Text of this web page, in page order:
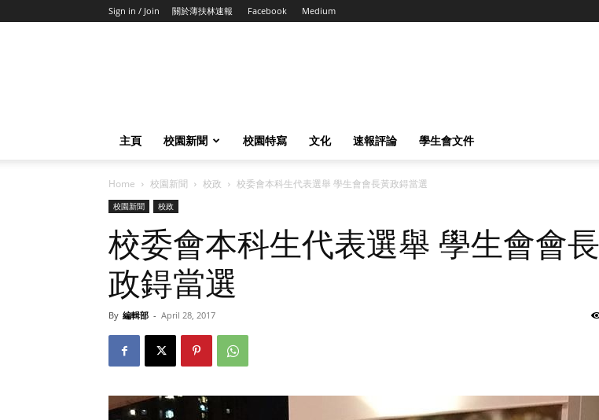
Sign in / Join 關於薄扶林速報 Facebook Medium
主頁 校園新聞 校園特寫 文化 速報評論 學生會文件
Home 校園新聞 校政 校委會本科生代表選舉 學生會會長黃政鍀當選
校園新聞 校政
校委會本科生代表選舉 學生會會
政鍀當選
By 編輯部 - April 28, 2017